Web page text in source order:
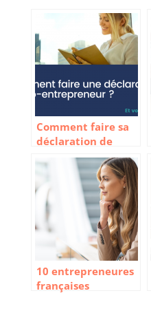
Comment faire sa
déclaration de
micro-entreprise
10 entrepreneures
françaises